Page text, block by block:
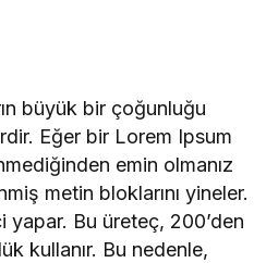
büyük bir çoğunluğu
Eğer bir Lorem Ipsum
emin olmanız
metin bloklarını yineler.
Bu üreteç, 200’den
kullanır. Bu nedenle,